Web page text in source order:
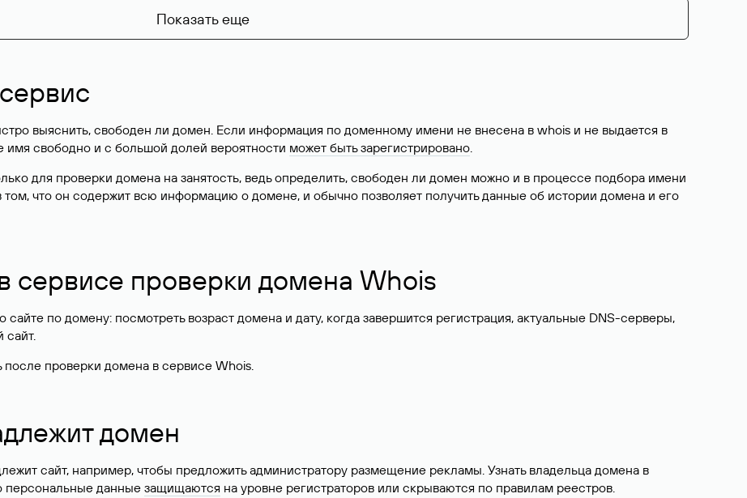
Показать еще
выяснить, свободен ли домен. Если информация по доменному имени не внесена в whois и не выдается в
имя свободно и с большой долей вероятности может быть зарегистрировано.
для проверки домена на занятость, ведь определить, свободен ли домен можно и в процессе подбора имени
что он содержит всю информацию о домене, и обычно позволяет получить данные об истории домена и его
сервисе проверки домена Whois
по домену: посмотреть возраст домена и дату, когда завершится регистрация, актуальные DNS-серверы,
сайт.
проверки домена в сервисе Whois.
домен
сайт, например, чтобы предложить администратору размещение рекламы. Узнать владельца домена в
персональные данные защищаются на уровне регистраторов или скрываются по правилам реестров.